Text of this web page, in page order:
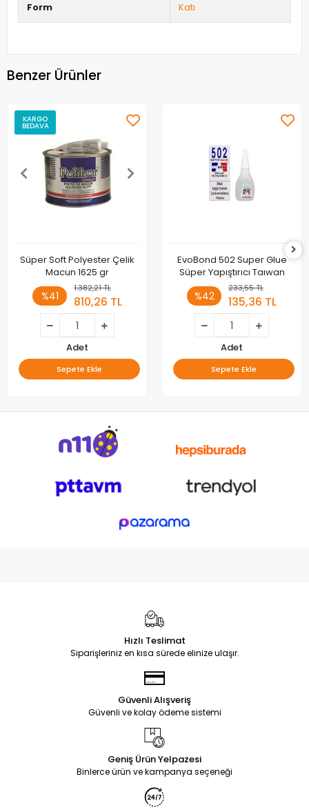
Form Katı
Benzer Ürünler
KARGO
BEDAVA
Süper Soft Polyester Çelik
Macun 1625 gr
%41
1.382,21 TL
810,26 TL
Adet
Sepete Ekle
EvoBond 502 Super Glue
Süper Yapıştırıcı Taıwan
%42
233,55 TL
135,36 TL
Adet
Sepete Ekle
Hızlı Teslimat
Siparişleriniz en kısa sürede elinize ulaşır.
Güvenli Alışveriş
Güvenli ve kolay ödeme sistemi
Geniş Ürün Yelpazesi
Binlerce ürün ve kampanya seçeneği